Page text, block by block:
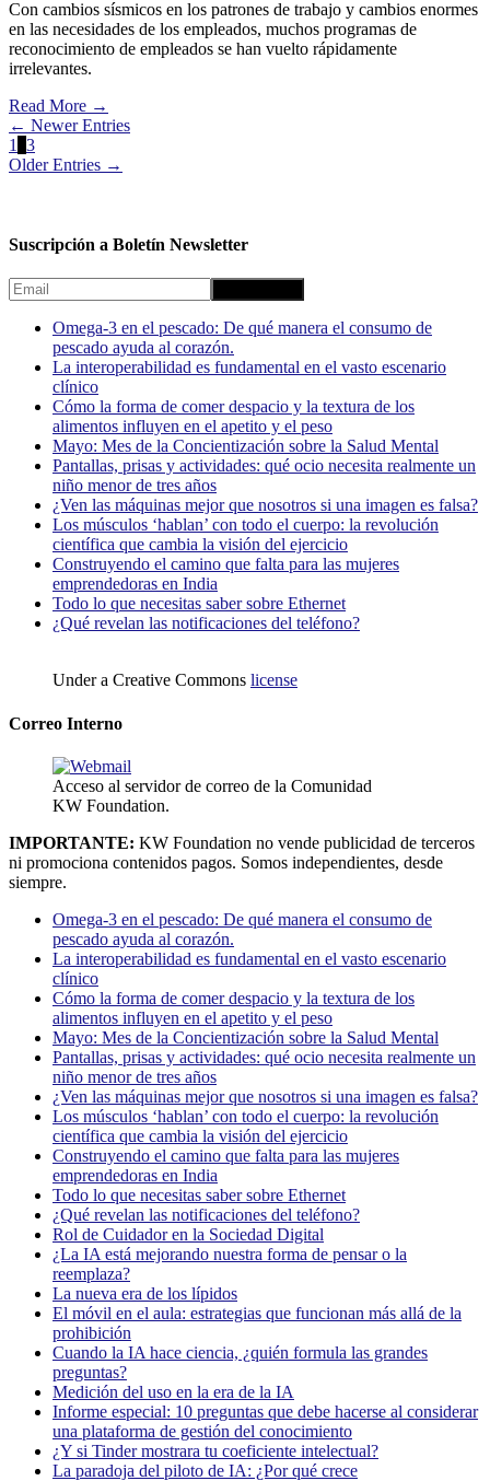
Con cambios sísmicos en los patrones de trabajo y cambios enormes
en las necesidades de los empleados, muchos programas de
reconocimiento de empleados se han vuelto rápidamente
irrelevantes.
Read More →
← Newer Entries
1
3
Older Entries →
Suscripción a Boletín Newsletter
Omega-3 en el pescado: De qué manera el consumo de
pescado ayuda al corazón.
La interoperabilidad es fundamental en el vasto escenario
clínico
Cómo la forma de comer despacio y la textura de los
alimentos influyen en el apetito y el peso
Mayo: Mes de la Concientización sobre la Salud Mental
Pantallas, prisas y actividades: qué ocio necesita realmente un
niño menor de tres años
¿Ven las máquinas mejor que nosotros si una imagen es falsa?
Los músculos ‘hablan’ con todo el cuerpo: la revolución
científica que cambia la visión del ejercicio
Construyendo el camino que falta para las mujeres
emprendedoras en India
Todo lo que necesitas saber sobre Ethernet
¿Qué revelan las notificaciones del teléfono?
Under a Creative Commons license
Correo Interno
Acceso al servidor de correo de la Comunidad
KW Foundation.
IMPORTANTE: KW Foundation no vende publicidad de terceros
ni promociona contenidos pagos. Somos independientes, desde
siempre.
Omega-3 en el pescado: De qué manera el consumo de
pescado ayuda al corazón.
La interoperabilidad es fundamental en el vasto escenario
clínico
Cómo la forma de comer despacio y la textura de los
alimentos influyen en el apetito y el peso
Mayo: Mes de la Concientización sobre la Salud Mental
Pantallas, prisas y actividades: qué ocio necesita realmente un
niño menor de tres años
¿Ven las máquinas mejor que nosotros si una imagen es falsa?
Los músculos ‘hablan’ con todo el cuerpo: la revolución
científica que cambia la visión del ejercicio
Construyendo el camino que falta para las mujeres
emprendedoras en India
Todo lo que necesitas saber sobre Ethernet
¿Qué revelan las notificaciones del teléfono?
Rol de Cuidador en la Sociedad Digital
¿La IA está mejorando nuestra forma de pensar o la
reemplaza?
La nueva era de los lípidos
El móvil en el aula: estrategias que funcionan más allá de la
prohibición
Cuando la IA hace ciencia, ¿quién formula las grandes
preguntas?
Medición del uso en la era de la IA
Informe especial: 10 preguntas que debe hacerse al considerar
una plataforma de gestión del conocimiento
¿Y si Tinder mostrara tu coeficiente intelectual?
La paradoja del piloto de IA: ¿Por qué crece